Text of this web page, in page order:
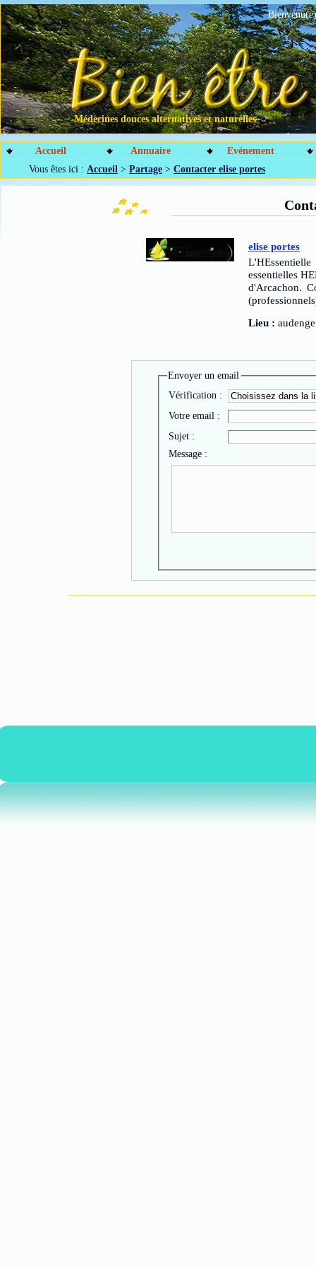
Médecines douces alternatives et naturelles
Accueil Annuaire
Evénement
Vous êtes ici : Accueil > Partage > Contacter elise portes
elise portes
essentielles
d'Arcachon.
Lieu : audenge
Envoyer un email
Vérification :
Votre email :
Sujet :
Message :